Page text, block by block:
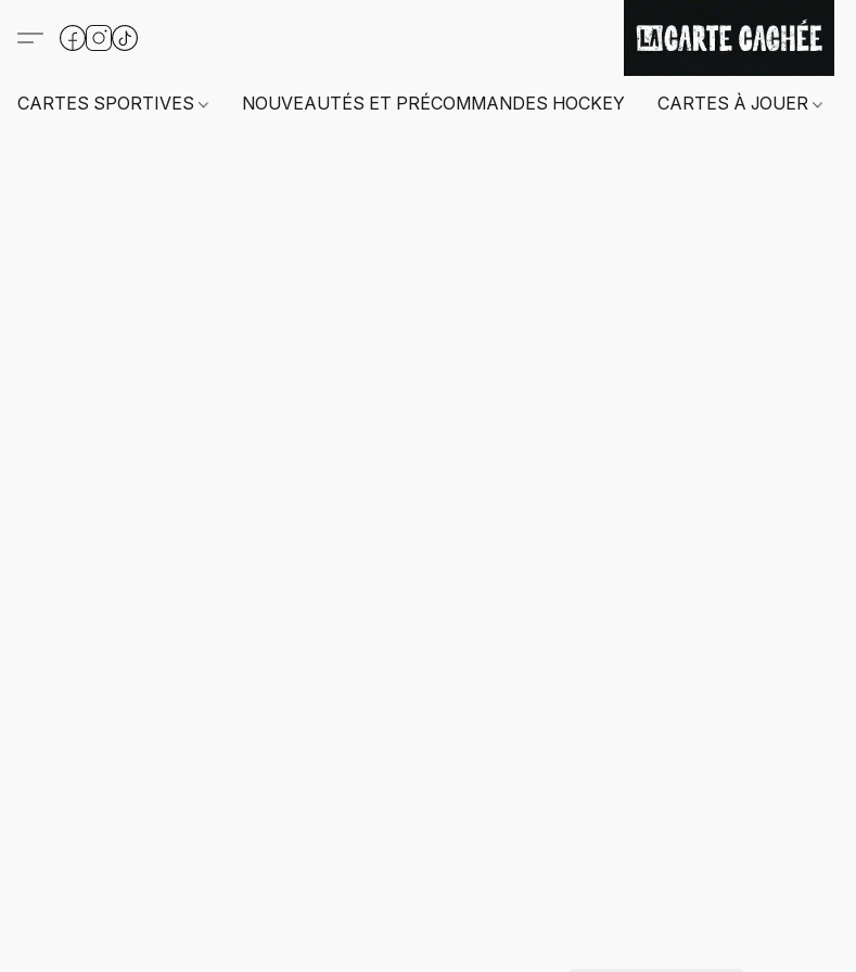
CARTES SPORTIVES NOUVEAUTÉS ET PRÉCOMMANDES HOCKEY CARTES À JOUER